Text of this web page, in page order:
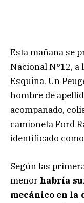
Esta mañana se
Nacional N°12,
Esquina. Un
hombre de
acompañado,
camioneta Ford
identificado
Según las
menor habría
mecánico en la